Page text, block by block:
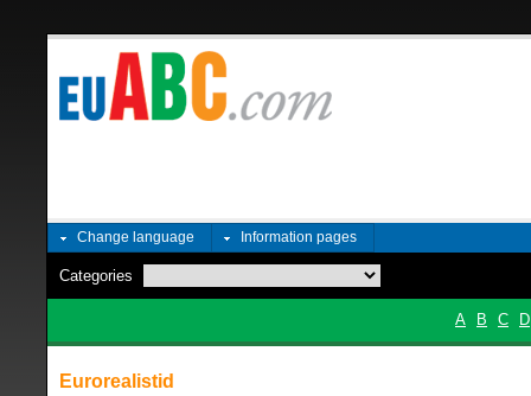
Change language Information pages
Categories
A B C D
Eurorealistid